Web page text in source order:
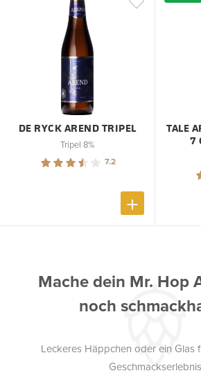
DE RYCK AREND TRIPEL
Tripel 8%
7.2
TALE
7
Mache dein Mr. Hop
noch
Leckeres Häppchen oder ein Glas
Geschmackserlebnis